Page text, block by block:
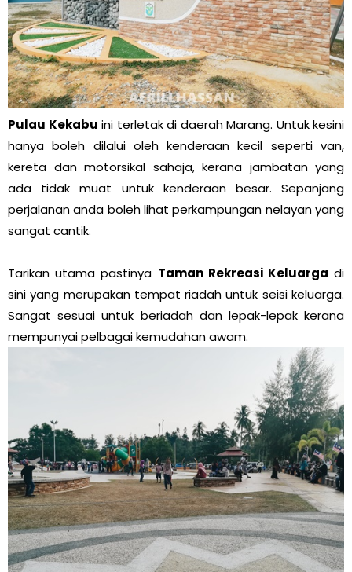
Pulau Kekabu ini terletak di daerah Marang. Untuk kesini
hanya boleh dilalui oleh kenderaan kecil seperti van,
kereta dan motorsikal sahaja, kerana jambatan yang
ada tidak muat untuk kenderaan besar. Sepanjang
perjalanan anda boleh lihat perkampungan nelayan yang
sangat cantik.
Tarikan utama pastinya Taman Rekreasi Keluarga di
sini yang merupakan tempat riadah untuk seisi keluarga.
Sangat sesuai untuk beriadah dan lepak-lepak kerana
mempunyai pelbagai kemudahan awam.